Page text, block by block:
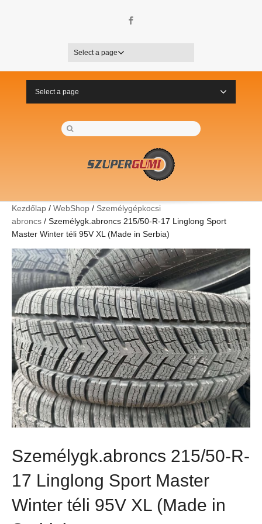
Select a page
Select a page
Kezdőlap / WebShop / Személygépkocsi
abroncs / Személygk.abroncs 215/50-R-17 Linglong Sport
Master Winter téli 95V XL (Made in Serbia)
Személygk.abroncs 215/50-R-
17 Linglong Sport Master
Winter téli 95V XL (Made in